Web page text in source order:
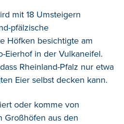
mit 18 Umsteigern
pfälzische
Höfken besichtigte am
Eierhof in der Vulkaneifel.
Rheinland-Pfalz nur etwa
Eier selbst decken kann.
oder komme von
Großhöfen aus den